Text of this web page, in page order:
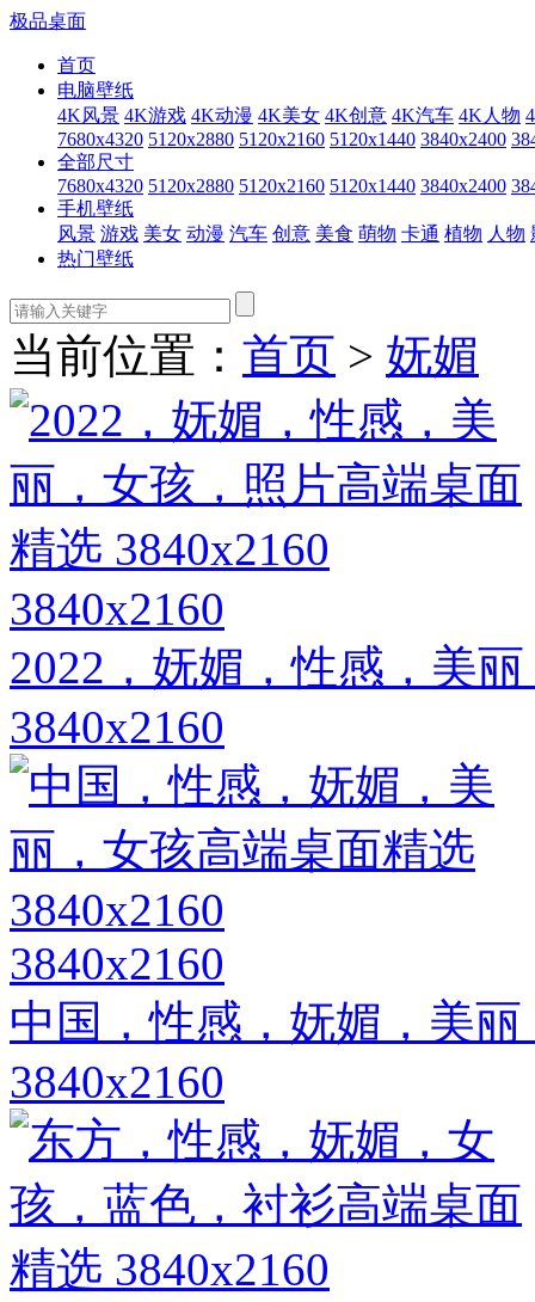
极品桌面
首页
电脑壁纸
4K风景 4K游戏 4K动漫 4K美女 4K创意 4K汽车 4K人物
7680x4320 5120x2880 5120x2160 5120x1440 3840x2400
全部尺寸
7680x4320 5120x2880 5120x2160 5120x1440 3840x2400
手机壁纸
风景 游戏 美女 动漫 汽车 创意 美食 萌物 卡通 植物 人物
热门壁纸
当前位置： 首页 > 妩媚
3840x2160
2022，妩媚，性感，美
3840x2160
3840x2160
中国，性感，妩媚，美
3840x2160